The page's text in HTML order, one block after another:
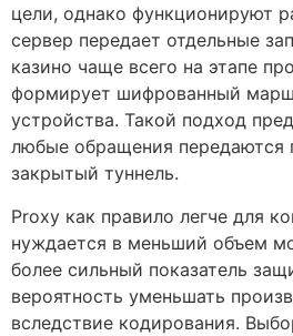
цели, однако функционируют
сервер передает отдельные
казино чаще всего на этапе
формирует шифрованный
устройства. Такой подход
любые обращения передаются
закрытый туннель.
Proxy как правило легче для
нуждается в меньший объем
более сильный показатель
вероятность уменьшать
вследствие кодирования.